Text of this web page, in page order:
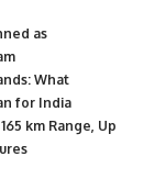
as
What
for India
km Range, Up